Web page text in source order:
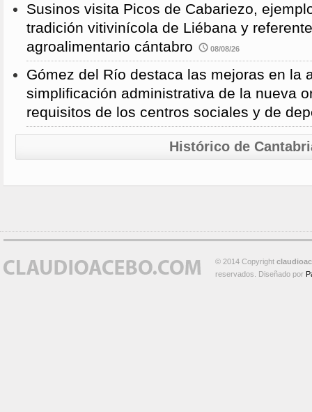
Susinos visita Picos de Cabariezo,
tradición vitivinícola de Liébana y
agroalimentario cántabro
08/08/26
Gómez del Río destaca las mejoras en la
simplificación administrativa de la nueva
requisitos de los centros sociales y de
Histórico de
© 2014 Copyright
reservados. Diseñado por